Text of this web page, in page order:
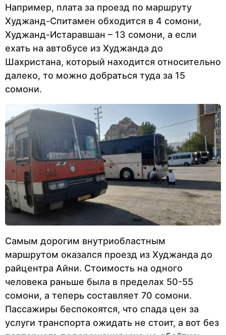
Например, плата за проезд по маршруту
Худжанд-Спитамен обходится в 4 сомони,
Худжанд-Истаравшан – 13 сомони, а если
ехать на автобусе из Худжанда до
Шахристана, который находится относительно
далеко, то можно добраться туда за 15
сомони.
Самым дорогим внутриобластным
маршрутом оказался проезд из Худжанда до
райцентра Айни. Стоимость на одного
человека раньше была в пределах 50-55
сомони, а теперь составляет 70 сомони.
Пассажиры беспокоятся, что спада цен за
услуги транспорта ожидать не стоит, а вот без